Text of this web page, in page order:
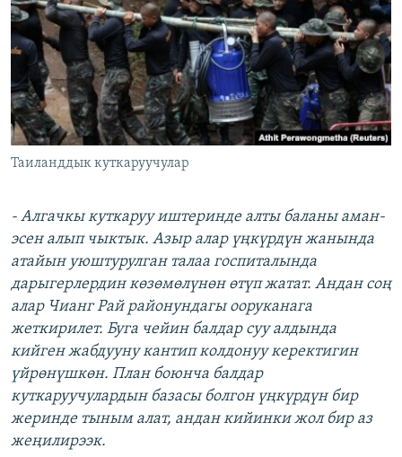
Таиланддык куткаруучулар
- Алгачкы куткаруу иштеринде алты баланы аман-
эсен алып чыктык. Азыр алар үңкүрдүн жанында
атайын уюштурулган талаа госпиталында
дарыгерлердин көзөмөлүнөн өтүп жатат. Андан соң
алар Чианг Рай районундагы ооруканага
жеткирилет. Буга чейин балдар суу алдында
кийген жабдууну кантип колдонуу керектигин
үйрөнүшкөн. План боюнча балдар
куткаруучулардын базасы болгон үңкүрдүн бир
жеринде тыным алат, андан кийинки жол бир аз
жеңилирээк.